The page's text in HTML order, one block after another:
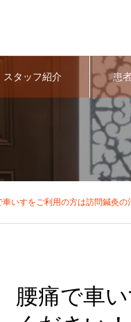
スタッフ紹介 患
車いすをご利用の方は訪問鍼灸の
腰痛で車